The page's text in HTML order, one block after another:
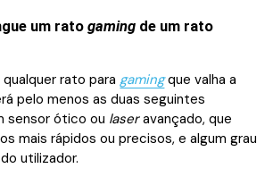
um ratogaming de um rato
rato para gamingque valha a
pelo menos as duas seguintes
sensor ótico ou laseravançado, que
mais rápidos ou precisos, e algum grau
utilizador.